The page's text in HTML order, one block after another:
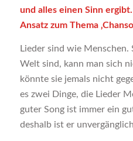
und alles einen Sinn
Ansatz zum Thema
Lieder sind wie Menschen.
Welt sind, kann man sich
könnte sie jemals nicht
es zwei Dinge, die Lieder
guter Song ist immer ein
deshalb ist er